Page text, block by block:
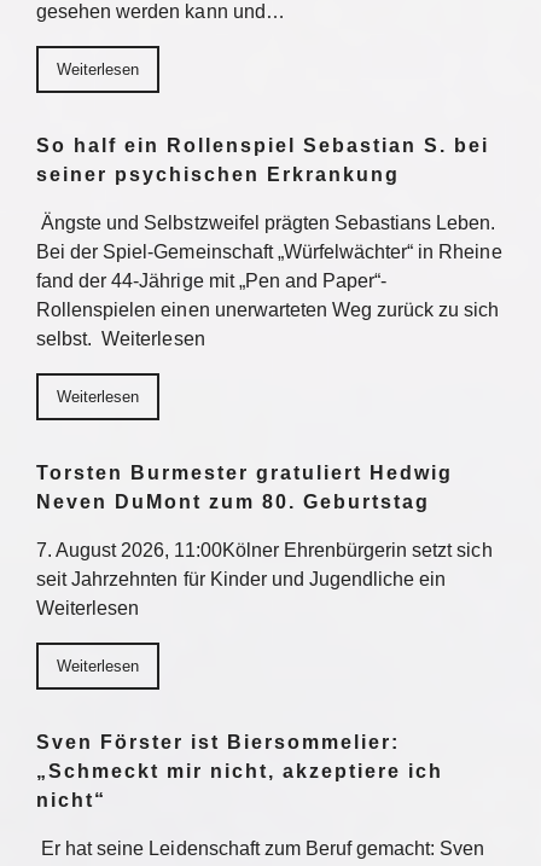
gesehen werden kann und…
Weiterlesen
So half ein Rollenspiel Sebastian S. bei
seiner psychischen Erkrankung
Ängste und Selbstzweifel prägten Sebastians Leben.
Bei der Spiel-Gemeinschaft „Würfelwächter“ in Rheine
fand der 44-Jährige mit „Pen and Paper“-
Rollenspielen einen unerwarteten Weg zurück zu sich
selbst. Weiterlesen
Weiterlesen
Torsten Burmester gratuliert Hedwig
Neven DuMont zum 80. Geburtstag
7. August 2026, 11:00Kölner Ehrenbürgerin setzt sich
seit Jahrzehnten für Kinder und Jugendliche ein
Weiterlesen
Weiterlesen
Sven Förster ist Biersommelier:
„Schmeckt mir nicht, akzeptiere ich
nicht“
Er hat seine Leidenschaft zum Beruf gemacht: Sven